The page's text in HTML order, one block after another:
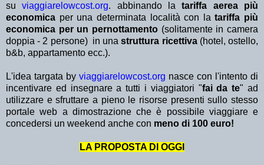
suviaggiarelowcost.org. abbinando la tariffa aerea più
economica per una determinata località con latariffa più
economica per un pernottamento (solitamente in camera
doppia - 2 persone) in unastruttura ricettiva(hotel, ostello,
b&b, appartamento ecc.).
L'idea targata by viaggiarelowcost.org nasce con l'intento di
incentivare ed insegnare a tutti i viaggiatori "fai da te" ad
utilizzare e sfruttare a pieno le risorse presenti sullo stesso
portale web a dimostrazione che è possibile viaggiare e
concedersi un weekend anche con meno di 100 euro!
LA PROPOSTA DI OGGI